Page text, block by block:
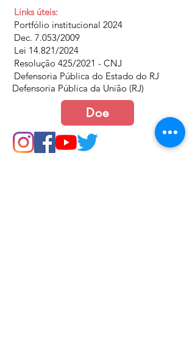
Links úteis:
Portfólio institucional 2024
Dec. 7.053/2009
Lei 14.821/2024
Resolução 425/2021 - CNJ
Defensoria Pública do Estado do RJ
Defensoria Pública da União (RJ)
Doe